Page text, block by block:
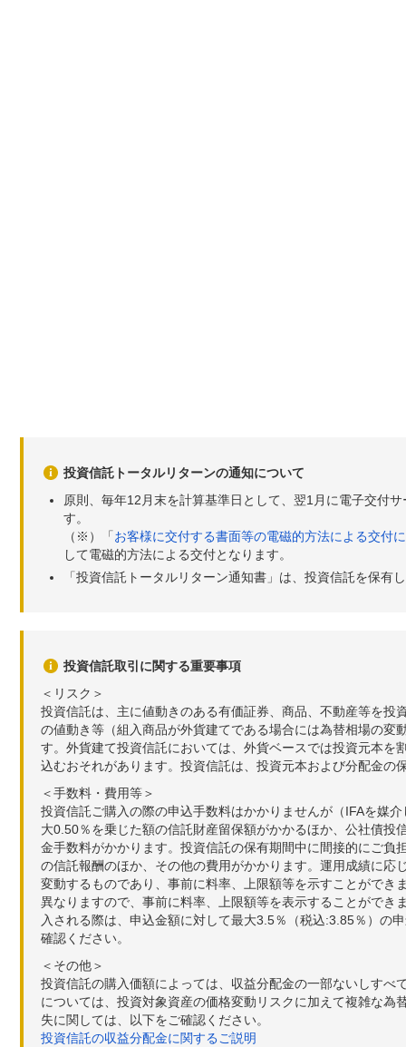
投資信託トータルリターンの通知について
原則、毎年12月末を計算基準日として、翌1月に電子交付
す。
（※）「お客様に交付する書面等の電磁的方法による交付
して電磁的方法による交付となります。
「投資信託トータルリターン通知書」は、投資信託を保有
投資信託取引に関する重要事項
＜リスク＞
投資信託は、主に値動きのある有価証券、商品、不動産等を
の値動き等（組入商品が外貨建てである場合には為替相場の
す。外貨建て投資信託においては、外貨ベースでは投資元本
込むおそれがあります。投資信託は、投資元本および分配金の
＜手数料・費用等＞
投資信託ご購入の際の申込手数料はかかりませんが（IFAを媒
大0.50％を乗じた額の信託財産留保額がかかるほか、公社債
金手数料がかかります。投資信託の保有期間中に間接的にご
の信託報酬のほか、その他の費用がかかります。運用成績に
変動するものであり、事前に料率、上限額等を示すことがで
異なりますので、事前に料率、上限額等を表示することがで
入される際は、申込金額に対して最大3.5％（税込:3.85％）の
確認ください。
＜その他＞
投資信託の購入価額によっては、収益分配金の一部ないしす
については、投資対象資産の価格変動リスクに加えて複雑な
失に関しては、以下をご確認ください。
投資信託の収益分配金に関するご説明